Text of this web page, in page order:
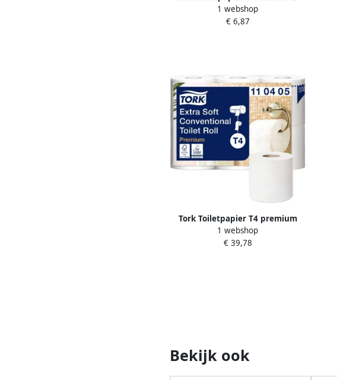
laags T4 Premium wit pak van 6
rollen
1 webshop
€ 6,87
Tork Toiletpapier T4 premium
extra zacht 4-laags 153 vel wit
110405
1 webshop
€ 39,78
Bekijk ook